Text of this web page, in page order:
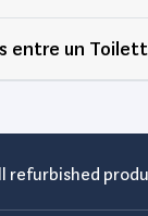
entre un
refurbished